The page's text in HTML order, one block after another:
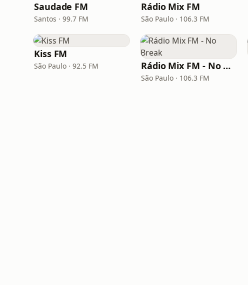
Saudade FM
Santos · 99.7 FM
Rádio Mix FM
São Paulo · 106.3 FM
Kiss FM
São Paulo · 92.5 FM Rádio Mix FM - No Break
São Paulo · 106.3 FM